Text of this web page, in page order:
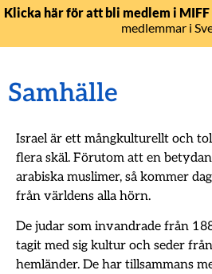
Klicka här för att bli medlem i MIFF
medlemmar i
Samhälle
Israel är ett mångkulturellt och
flera skäl. Förutom att en
arabiska muslimer, så kommer
från världens alla hörn.
De judar som invandrade från
tagit med sig kultur och seder
hemländer. De har tillsammans